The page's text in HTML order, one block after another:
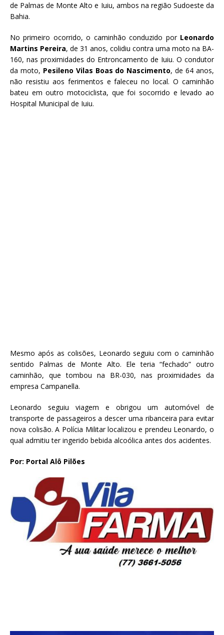
de Palmas de Monte Alto e Iuiu, ambos na região Sudoeste da
Bahia.
No primeiro ocorrido, o caminhão conduzido por Leonardo
Martins Pereira, de 31 anos, colidiu contra uma moto na BA-
160, nas proximidades do Entroncamento de Iuiu. O condutor
da moto, Pesileno Vilas Boas do Nascimento, de 64 anos,
não resistiu aos ferimentos e faleceu no local. O caminhão
bateu em outro motociclista, que foi socorrido e levado ao
Hospital Municipal de Iuiu.
Mesmo após as colisões, Leonardo seguiu com o caminhão
sentido Palmas de Monte Alto. Ele teria “fechado” outro
caminhão, que tombou na BR-030, nas proximidades da
empresa Campanella.
Leonardo seguiu viagem e obrigou um automóvel de
transporte de passageiros a descer uma ribanceira para evitar
nova colisão. A Polícia Militar localizou e prendeu Leonardo, o
qual admitiu ter ingerido bebida alcoólica antes dos acidentes.
Por: Portal Alô Pilões